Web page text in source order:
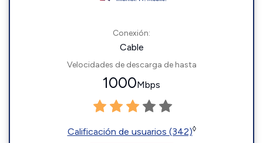
Conexión:
Cable
Velocidades de descarga de hasta
1000Mbps
Calificación de usuarios (342)◊